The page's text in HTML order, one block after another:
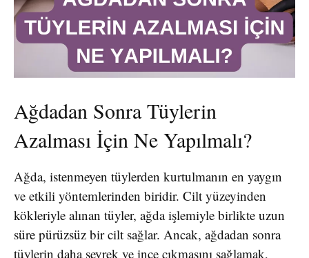
Ağdadan Sonra Tüylerin
Azalması İçin Ne Yapılmalı?
Ağda, istenmeyen tüylerden kurtulmanın en yaygın
ve etkili yöntemlerinden biridir. Cilt yüzeyinden
kökleriyle alınan tüyler, ağda işlemiyle birlikte uzun
süre pürüzsüz bir cilt sağlar. Ancak, ağdadan sonra
tüylerin daha seyrek ve ince çıkmasını sağlamak,